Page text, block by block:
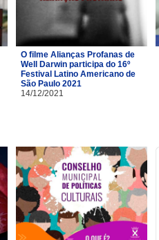
O filme Alianças Profanas de
Well Darwin participa do 16º
Festival Latino Americano de
São Paulo 2021
14/12/2021